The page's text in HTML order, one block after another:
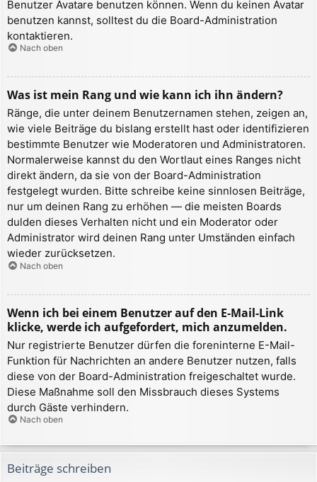
Benutzer Avatare benutzen können. Wenn du keinen Avatar
benutzen kannst, solltest du die Board-Administration
kontaktieren.
Nach oben
Was ist mein Rang und wie kann ich ihn ändern?
Ränge, die unter deinem Benutzernamen stehen, zeigen an,
wie viele Beiträge du bislang erstellt hast oder identifizieren
bestimmte Benutzer wie Moderatoren und Administratoren.
Normalerweise kannst du den Wortlaut eines Ranges nicht
direkt ändern, da sie von der Board-Administration
festgelegt wurden. Bitte schreibe keine sinnlosen Beiträge,
nur um deinen Rang zu erhöhen — die meisten Boards
dulden dieses Verhalten nicht und ein Moderator oder
Administrator wird deinen Rang unter Umständen einfach
wieder zurücksetzen.
Nach oben
Wenn ich bei einem Benutzer auf den E-Mail-Link
klicke, werde ich aufgefordert, mich anzumelden.
Nur registrierte Benutzer dürfen die foreninterne E-Mail-
Funktion für Nachrichten an andere Benutzer nutzen, falls
diese von der Board-Administration freigeschaltet wurde.
Diese Maßnahme soll den Missbrauch dieses Systems
durch Gäste verhindern.
Nach oben
Beiträge schreiben